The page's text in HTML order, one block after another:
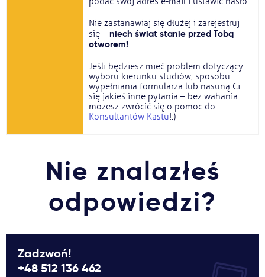
Nie zastanawiaj się dłużej i zarejestruj
się –niech świat stanie przed Tobą
otworem!
Jeśli będziesz mieć problem dotyczący
wyboru kierunku studiów, sposobu
wypełniania formularza lub nasuną Ci
się jakieś inne pytania – bez wahania
możesz zwrócić się o pomoc do
Konsultantów Kastu!:)
Nie znalazłeś
odpowiedzi?
Zadzwoń!
+48 512 136 462